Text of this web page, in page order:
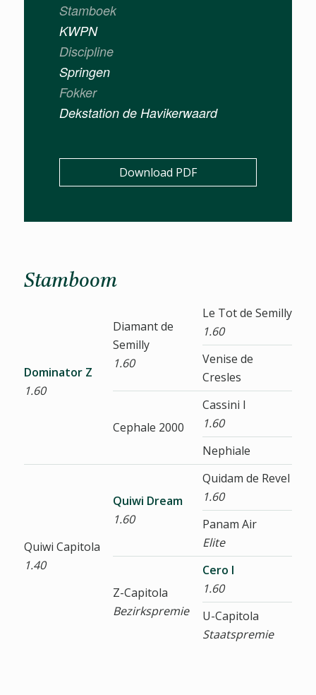
Stamboek
KWPN
Discipline
Springen
Fokker
Dekstation de Havikerwaard
Download PDF
Stamboom
Dominator Z
1.60
Diamant de
Semilly
1.60
Le Tot de Semilly
1.60
Venise de
Cresles
Cephale 2000
Cassini I
1.60
Nephiale
Quiwi Capitola
1.40
Quiwi Dream
1.60
Quidam de Revel
1.60
Panam Air
Elite
Z-Capitola
Bezirkspremie
Cero I
1.60
U-Capitola
Staatspremie